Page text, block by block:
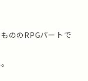
ののRPGパートで